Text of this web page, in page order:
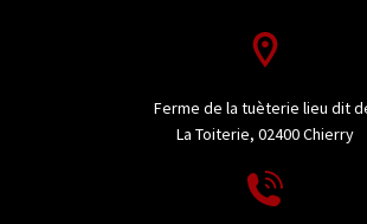
Ferme de la tuèterie lieu dit
La Toiterie, 02400 Chierry